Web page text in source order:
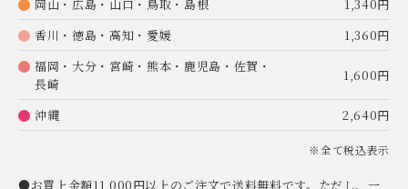
岡山・広島・山口・鳥取・島根
1,340円
香川・徳島・高知・愛媛
1,360円
福岡・大分・宮崎・熊本・鹿児島・佐賀・
長崎
1,600円
沖縄 2,640円
※全て税込表示
●お買上金額11,000円以上のご注文で送料無料です。ただし、一